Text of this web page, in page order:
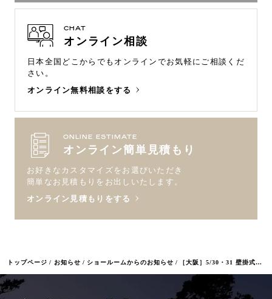
トップページ お知らせ ショールームからのお知らせ ［大阪］5/30・31 壁掛式ガス暖炉『FLRAME｜フレイム』体験会 開催のご案内
CHAT
オンライン相談
日本全国どこからでもオンラインでお気軽にご相談くだ
さい。
オンライン無料相談をする
ONLINE ESTIMATE
オンライン簡単見積もり
お好きなカスタマイズをお選びいただき
簡単なお見積もりをお出しいたします。
オンライン見積もりをする